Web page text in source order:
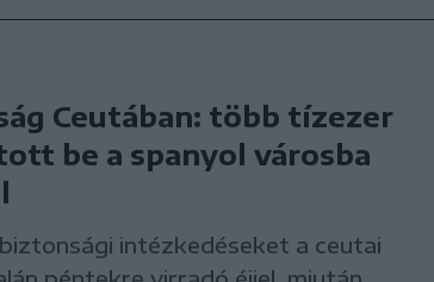
Ceutában: több tízezer
be a spanyol városba
intézkedéseket a ceutai